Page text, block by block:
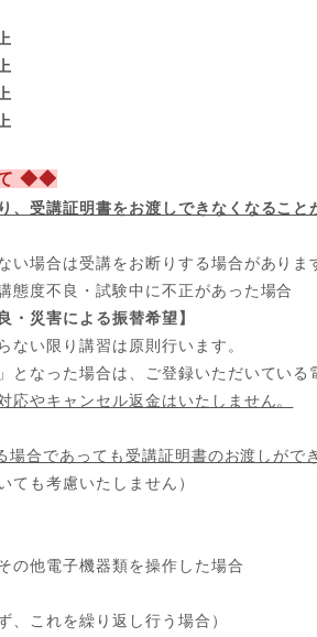
て ◆◆
、受講証明書をお渡しできなくなること
い場合は受講をお断りする場合がありま
態度不良・試験中に不正があった場合
・災害による振替希望】
ない限り講習は原則行います。
なった場合は、ご登録いただいている
応やキャンセル返金はいたしません。
場合であっても受講証明書のお渡しがで
ても考慮いたしません）
の他電子機器類を操作した場合
、これを繰り返し行う場合）